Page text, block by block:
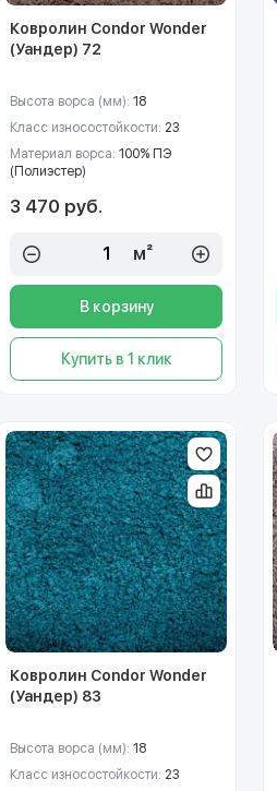
Ковролин Condor Wonder
(Уандер) 72
Высота ворса (мм):18
Класс износостойкости: 23
Материал ворса:100% ПЭ
(Полиэстер)
3 470 руб.
м²
В корзину
Купить в 1 клик
Ковролин Condor Wonder
(Уандер) 83
Высота ворса (мм):18
Класс износостойкости: 23